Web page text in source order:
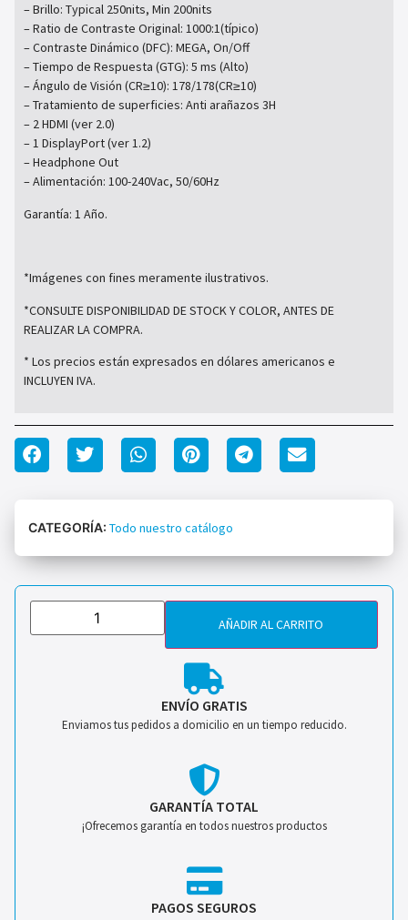
– Brillo: Typical 250nits, Min 200nits
– Ratio de Contraste Original: 1000:1(típico)
– Contraste Dinámico (DFC): MEGA, On/Off
– Tiempo de Respuesta (GTG): 5 ms (Alto)
– Ángulo de Visión (CR≥10): 178/178(CR≥10)
– Tratamiento de superficies: Anti arañazos 3H
– 2 HDMI (ver 2.0)
– 1 DisplayPort (ver 1.2)
– Headphone Out
– Alimentación: 100-240Vac, 50/60Hz
Garantía: 1 Año.
*Imágenes con fines meramente ilustrativos.
*CONSULTE DISPONIBILIDAD DE STOCK Y COLOR, ANTES DE
REALIZAR LA COMPRA.
* Los precios están expresados en dólares americanos e
INCLUYEN IVA.
CATEGORÍA: Todo nuestro catálogo
AÑADIR AL CARRITO
ENVÍO GRATIS
Enviamos tus pedidos a domicilio en un tiempo reducido.
GARANTÍA TOTAL
¡Ofrecemos garantía en todos nuestros productos
PAGOS SEGUROS